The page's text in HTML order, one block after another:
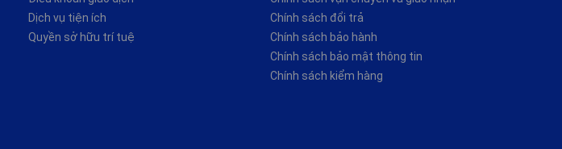
Dịch vụ tiện ích
Quyền sở hữu trí tuệ
Chính sách đổi trả
Chính sách bảo hành
Chính sách bảo mật thông tin
Chính sách kiểm hàng